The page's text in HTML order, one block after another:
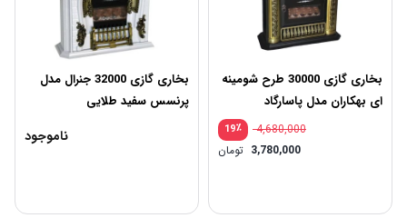
بخاری گازی 30000 طرح شومینه
ای بهکاران مدل پاسارگاد
٪19
4,680,000
3,780,000 تومان
بخاری گازی 32000 جنرال مدل
پرنسس سفید طلایی
ناموجود